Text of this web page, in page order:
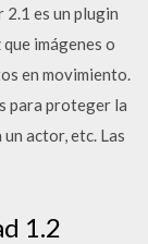
es un plugin
imágenes o
en movimiento.
para proteger la
actor, etc. Las
1.2